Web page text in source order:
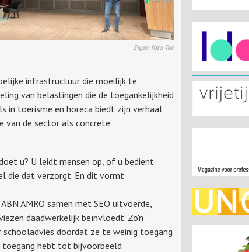
Eigen foto Ton
infrastructuur die moeilijk te
van belastingen die de toegankelijkheid
in toerisme en horeca biedt zijn verhaal
van de sector als concrete
u? U leidt mensen op, of u bedient
die dat verzorgt. En dit vormt
AMRO samen met SEO uitvoerde,
daadwerkelijk beïnvloedt. Zo'n
schooladvies doordat ze te weinig toegang
hebt tot bijvoorbeeld